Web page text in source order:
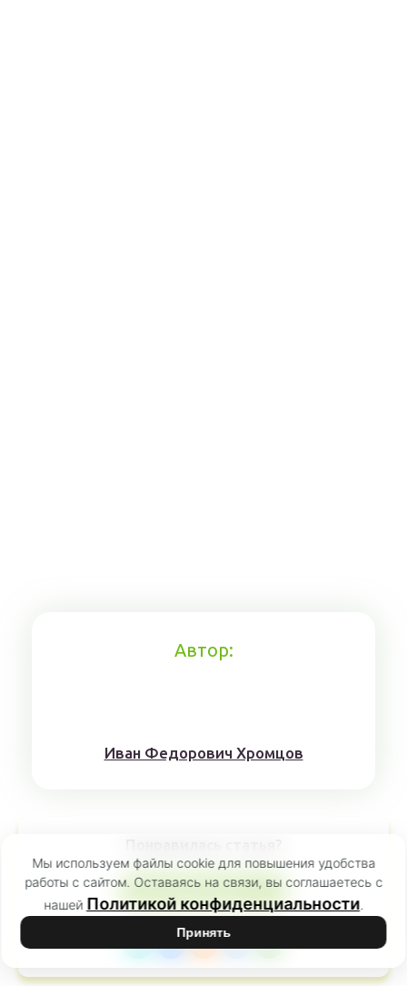
Автор:
Иван Федорович Хромцов
Лайк автору 0
Мы используем файлы cookie для повышения удобства
работы с сайтом. Оставаясь на связи, вы соглашаетесь с
нашей Политикой конфиденциальности.
Принять